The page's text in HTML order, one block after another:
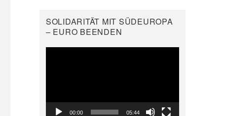
SOLIDARITÄT MIT SÜDEUROPA
– EURO BEENDEN
00:00 05:44